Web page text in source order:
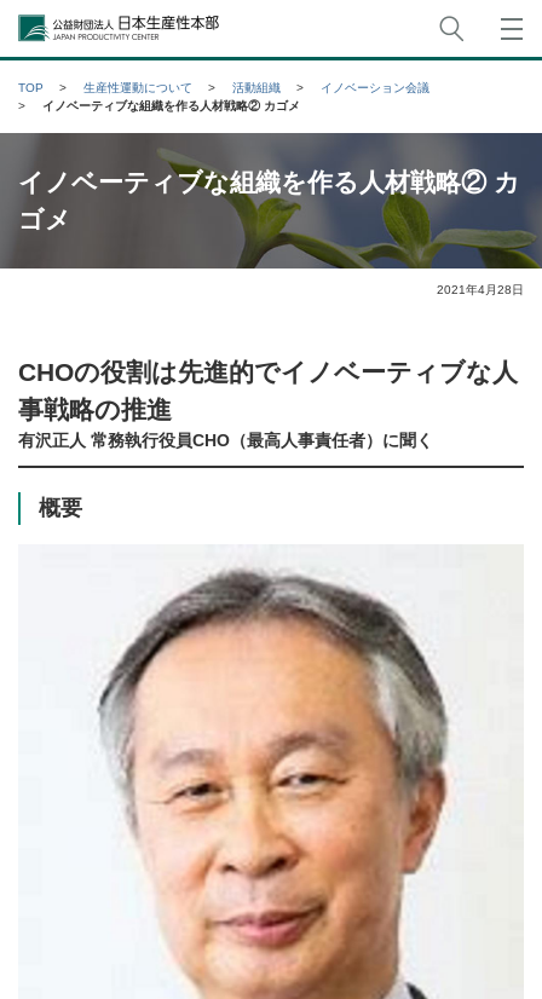
公益財団法人日本生産性本部
TOP 生産性運動について 活動組織
イノベーション会議
イノベーティブな組織を作る人材戦略② カゴメ
イノベーティブな組織を作る人材戦略② カ
ゴメ
2021年4月28日
CHOの役割は先進的でイノベーティブな人
事戦略の推進
有沢正人 常務執行役員CHO（最高人事責任者）に聞く
概要